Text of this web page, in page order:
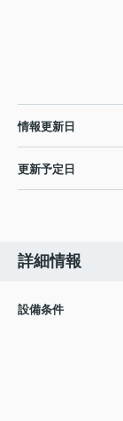
情報更新日
更新予定日
詳細情報
設備条件